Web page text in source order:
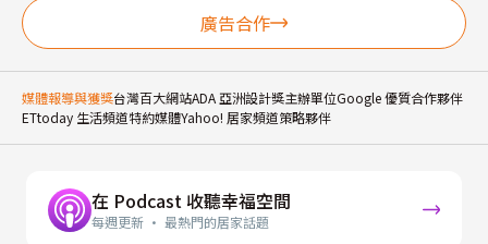
廣告合作
媒體報導與獲獎台灣百大網站ADA 亞洲設計獎主辦單位Google 優質合作夥伴
ETtoday 生活頻道特約媒體Yahoo! 居家頻道策略夥伴
在 Podcast 收聽幸福空間
每週更新 · 最熱門的居家話題